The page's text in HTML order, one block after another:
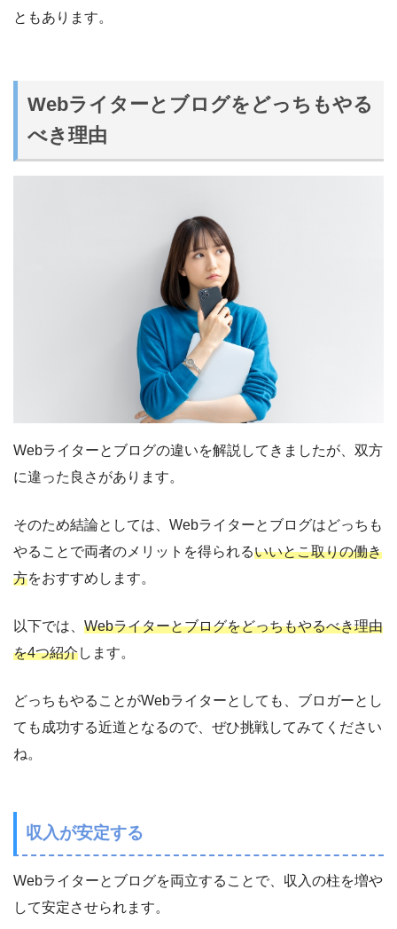
ともあります。
Webライターとブログをどっちもやる
べき理由
Webライターとブログの違いを解説してきましたが、双方
に違った良さがあります。
そのため結論としては、Webライターとブログはどっちも
やることで両者のメリットを得られるいいとこ取りの働き
方をおすすめします。
以下では、 Webライターとブログをどっちもやるべき理由
を4つ紹介します。
どっちもやることがWebライターとしても、ブロガーとし
ても成功する近道となるので、ぜひ挑戦してみてください
ね。
収入が安定する
Webライターとブログを両立することで、収入の柱を増や
して安定させられます。